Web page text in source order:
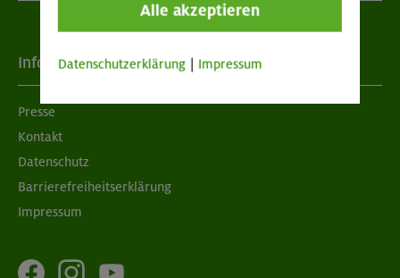
Info
Presse
Kontakt
Datenschutz
Barrierefreiheitserklärung
Impressum
Alle akzeptieren
Datenschutzerklärung Impressum